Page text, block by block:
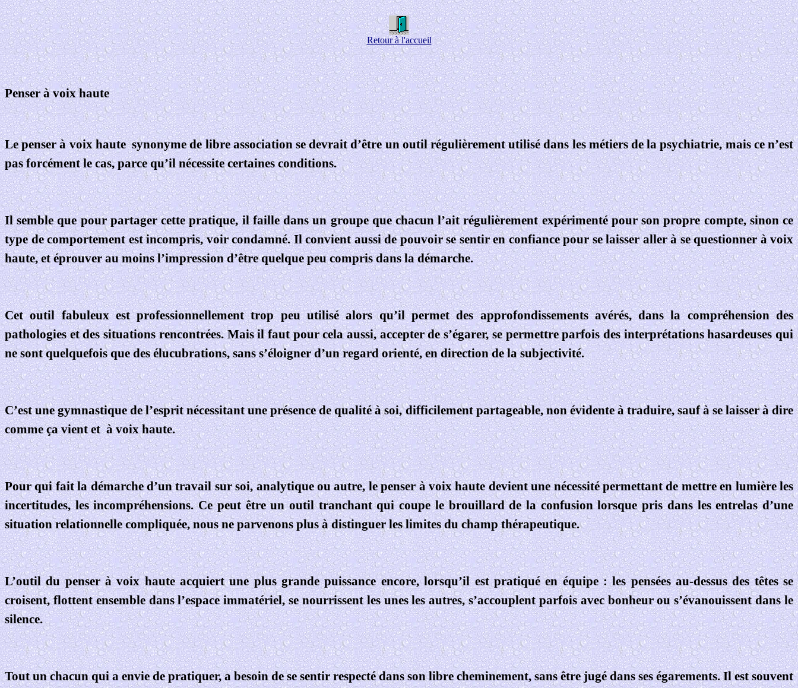
Retour à l'accueil
Penser à voix haute
Le penser à voix haute synonyme de libre association se devrait d’être un outil régulièrement utilisé dans les métiers de la psychiatrie, mais ce n’est
pas forcément le cas, parce qu’il nécessite certaines conditions.
Il semble que pour partager cette pratique, il faille dans un groupe que chacun l’ait régulièrement expérimenté pour son propre compte, sinon ce
type de comportement est incompris, voir condamné. Il convient aussi de pouvoir se sentir en confiance pour se laisser aller à se questionner à voix
haute, et éprouver au moins l’impression d’être quelque peu compris dans la démarche.
Cet outil fabuleux est professionnellement trop peu utilisé alors qu’il permet des approfondissements avérés, dans la compréhension des
pathologies et des situations rencontrées. Mais il faut pour cela aussi, accepter de s’égarer, se permettre parfois des interprétations hasardeuses qui
ne sont quelquefois que des élucubrations, sans s’éloigner d’un regard orienté, en direction de la subjectivité.
C’est une gymnastique de l’esprit nécessitant une présence de qualité à soi, difficilement partageable, non évidente à traduire, sauf à se laisser à dire
comme ça vient et à voix haute.
Pour qui fait la démarche d’un travail sur soi, analytique ou autre, le penser à voix haute devient une nécessité permettant de mettre en lumière les
incertitudes, les incompréhensions. Ce peut être un outil tranchant qui coupe le brouillard de la confusion lorsque pris dans les entrelas d’une
situation relationnelle compliquée, nous ne parvenons plus à distinguer les limites du champ thérapeutique.
L’outil du penser à voix haute acquiert une plus grande puissance encore, lorsqu’il est pratiqué en équipe : les pensées au-dessus des têtes se
croisent, flottent ensemble dans l’espace immatériel, se nourrissent les unes les autres, s’accouplent parfois avec bonheur ou s’évanouissent dans le
silence.
Tout un chacun qui a envie de pratiquer, a besoin de se sentir respecté dans son libre cheminement, sans être jugé dans ses égarements. Il est souvent